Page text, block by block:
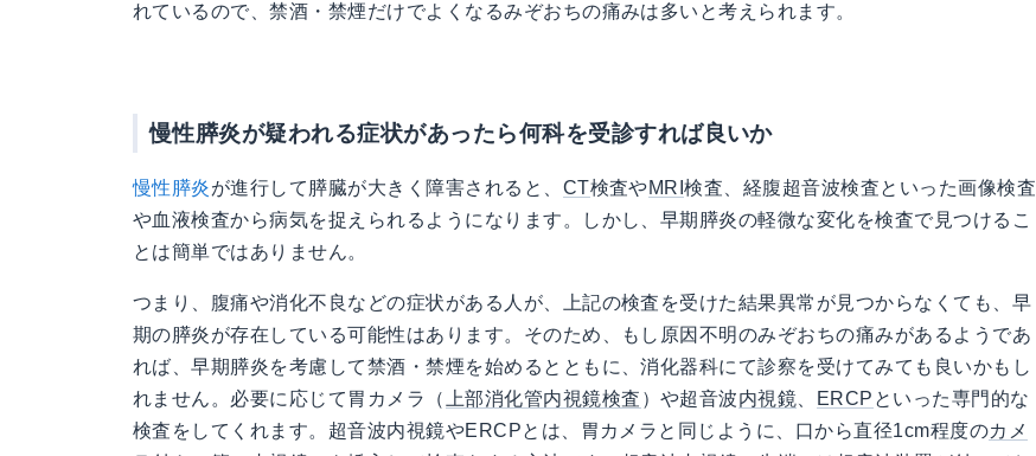
れているので、禁酒・禁煙だけでよくなるみぞおちの痛みは多いと考えられます。
慢性膵炎が疑われる症状があったら何科を受診すれば良いか
慢性膵炎が進行して膵臓が大きく障害されると、 CT検査やMRI検査、経腹超音波検査といった画像検査
や血液検査から病気を捉えられるようになります。しかし、早期膵炎の軽微な変化を検査で見つけるこ
とは簡単ではありません。
つまり、腹痛や消化不良などの症状がある人が、上記の検査を受けた結果異常が見つからなくても、早
期の膵炎が存在している可能性はあります。そのため、もし原因不明のみぞおちの痛みがあるようであ
れば、早期膵炎を考慮して禁酒・禁煙を始めるとともに、消化器科にて診察を受けてみても良いかもし
れません。必要に応じて胃カメラ（
上部消化管内視鏡検査 ）や超音波内視鏡 ERCP といった専門的な
検査をしてくれます。超音波内視鏡やERCPとは、胃カメラと同じように、口から直径1cm程度のカメ